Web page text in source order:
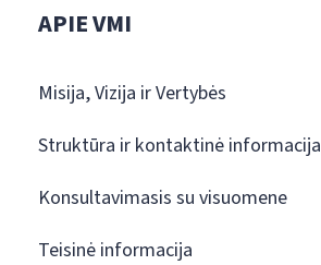
APIE VMI
Misija, Vizija ir Vertybės
Struktūra ir kontaktinė informacija
Konsultavimasis su visuomene
Teisinė informacija